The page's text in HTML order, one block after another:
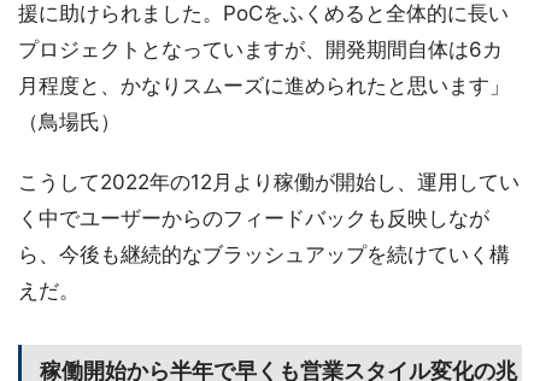
援に助けられました。PoCをふくめると全体的に長い
プロジェクトとなっていますが、開発期間自体は6カ
月程度と、かなりスムーズに進められたと思います」
（鳥場氏）
こうして2022年の12月より稼働が開始し、運用してい
く中でユーザーからのフィードバックも反映しなが
ら、今後も継続的なブラッシュアップを続けていく構
えだ。
稼働開始から半年で早くも営業スタイル変化の兆